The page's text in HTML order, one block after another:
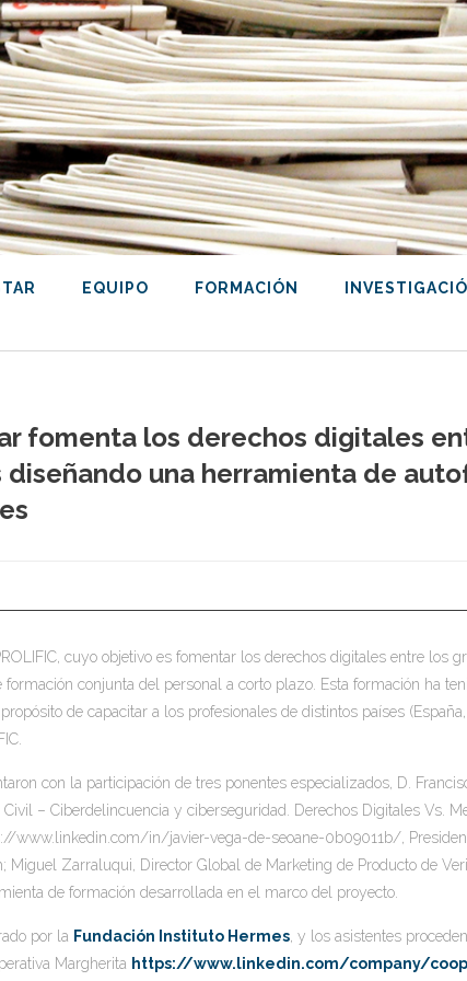
EQUIPO FORMACIÓN
fomenta los derechos digitales
diseñando una herramienta de
cuyo objetivo es fomentar los derechos digitales entre los
formación conjunta del personal a corto plazo. Esta formación ha
de capacitar a los profesionales de distintos países
con la participación de tres ponentes especializados, D.
– Ciberdelincuencia y ciberseguridad. Derechos Digitales Vs.
www.linkedin.com/in/javier-vega-de-seoane-0b09011b/,
Miguel Zarraluqui, Director Global de Marketing de Producto de
de formación desarrollada en el marco del proyecto.
por la Fundación Instituto Hermes , y los asistentes
Margherita https://www.linkedin.com/company/